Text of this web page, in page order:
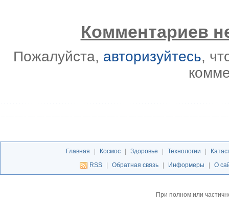
Комментариев
Пожалуйста, авторизуйтесь,
Главная | Космос | Здоровье | Технологии |
RSS
| Обратная связь | Информеры | О
При полном или